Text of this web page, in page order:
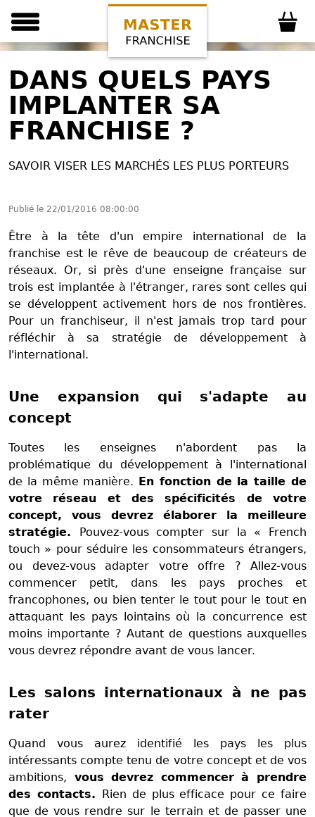
DANS QUELS PAYS
IMPLANTER SA
FRANCHISE ?
SAVOIR VISER LES MARCHÉS LES PLUS PORTEURS
Publié le 22/01/2016 08:00:00
Être à la tête d'un empire international de la
franchise est le rêve de beaucoup de créateurs de
réseaux. Or, si près d'une enseigne française sur
trois est implantée à l'étranger, rares sont celles qui
se développent activement hors de nos frontières.
Pour un franchiseur, il n'est jamais trop tard pour
réfléchir à sa stratégie de développement à
l'international.
Une expansion qui s'adapte au
concept
Toutes les enseignes n'abordent pas la
problématique du développement à l'international
de la même manière.
En fonction de la taille de
votre réseau et des spécificités de votre
concept, vous devrez élaborer la meilleure
stratégie.
Pouvez-vous compter sur la « French
touch » pour séduire les consommateurs étrangers,
ou devez-vous adapter votre offre ? Allez-vous
commencer petit, dans les pays proches et
francophones, ou bien tenter le tout pour le tout en
attaquant les pays lointains où la concurrence est
moins importante ? Autant de questions auxquelles
vous devrez répondre avant de vous lancer.
Les salons internationaux à ne pas
rater
Quand vous aurez identifié les pays les plus
intéressants compte tenu de votre concept et de vos
ambitions, vous devrez commencer à prendre
des contacts.
Rien de plus efficace pour ce faire
que de vous rendre sur le terrain et de passer une